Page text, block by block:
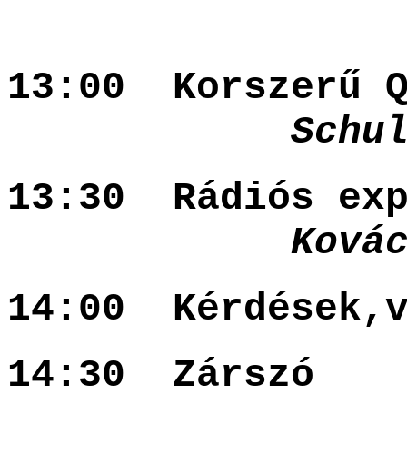
13:00 Korszerű
Schultz
13:30 Rádiós
Kovács
14:00
14:30 Zárszó